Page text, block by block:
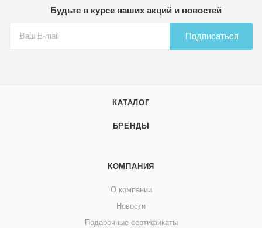
Будьте в курсе наших акций и новостей
Подписаться
КАТАЛОГ
БРЕНДЫ
КОМПАНИЯ
О компании
Новости
Подарочные сертификаты